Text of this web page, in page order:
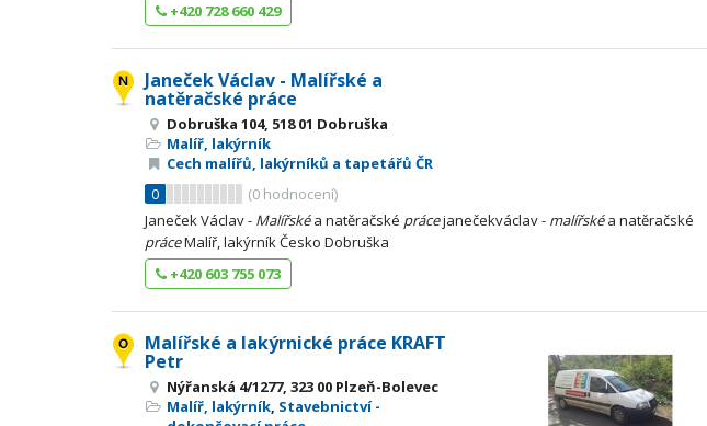
+420 728 660 429
Janeček Václav - Malířské a
natěračské práce
Dobruška 104, 518 01 Dobruška
Malíř, lakýrník
Cech malířů, lakýrníků a tapetářů ČR
0
(0 hodnocení)
Janeček Václav - Malířskéa natěračské prácejanečekváclav - malířskéa natěračské
práceMalíř, lakýrník Česko Dobruška
+420 603 755 073
Malířské a lakýrnické práce KRAFT
Petr
Nýřanská 4/1277, 323 00 Plzeň-Bolevec
Malíř, lakýrník, Stavebnictví -